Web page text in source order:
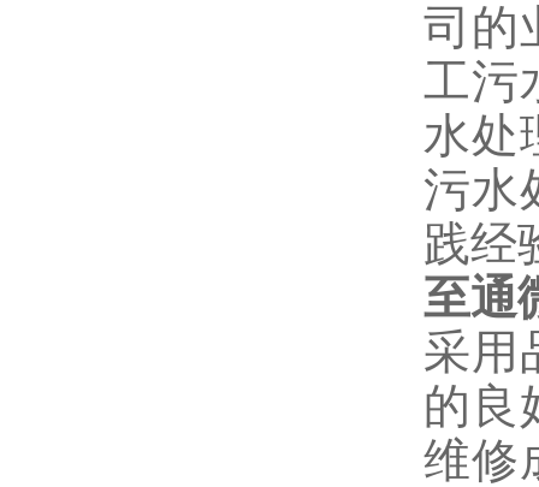
司的
工污
水处
污水
践经
至通
采用
的良
维修